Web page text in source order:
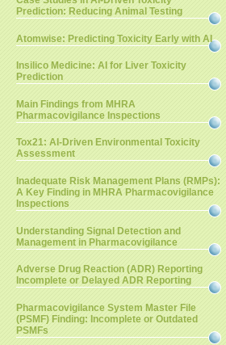
Prediction: Reducing Animal Testing
Atomwise: Predicting Toxicity Early with AI
Insilico Medicine: AI for Liver Toxicity
Prediction
Main Findings from MHRA
Pharmacovigilance Inspections
Tox21: AI-Driven Environmental Toxicity
Assessment
Inadequate Risk Management Plans (RMPs):
A Key Finding in MHRA Pharmacovigilance
Inspections
Understanding Signal Detection and
Management in Pharmacovigilance
Adverse Drug Reaction (ADR) Reporting
Incomplete or Delayed ADR Reporting
Pharmacovigilance System Master File
(PSMF) Finding: Incomplete or Outdated
PSMFs